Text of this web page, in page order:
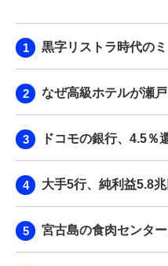
BPaaS
黒字リストラ時代の
なぜ高級ホテルが瀬
ドコモの銀行、4.5％
大手5行、純利益5.8
宮古島の食肉センタ